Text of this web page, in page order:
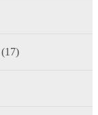
(17)